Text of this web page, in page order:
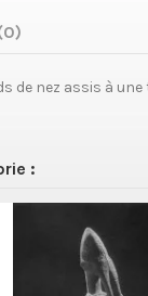
de nez assis à une
: